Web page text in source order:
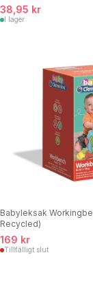
38,95 kr
I lager
Babyleksak
Recycled)
169 kr
Tillfälligt slut